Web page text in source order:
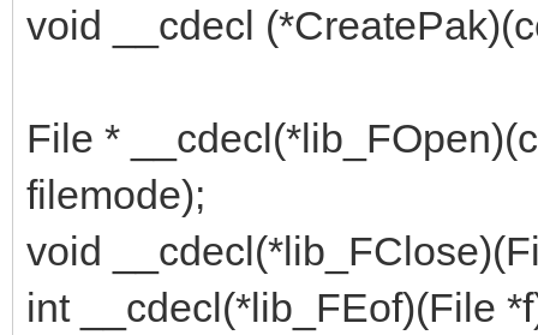
void __cdecl
File *
filemode);
void
int __cdecl(*lib_FEof)(File